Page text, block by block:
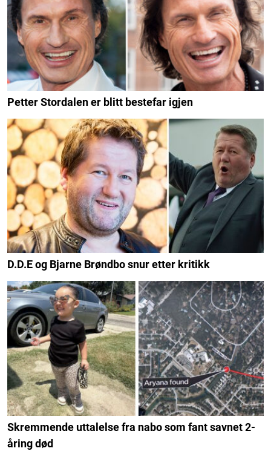
Petter Stordalen er blitt bestefar igjen
D.D.E og Bjarne Brøndbo snur etter kritikk
Skremmende uttalelse fra nabo som fant savnet 2-
åring død